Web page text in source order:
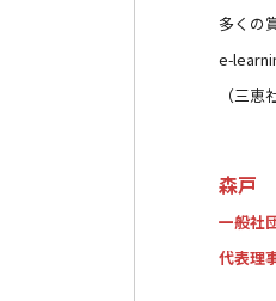
多くの
e-
（三恵
森戸
一般社
代表理